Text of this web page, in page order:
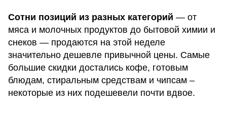
Сотни позиций из разных категорий — от
мяса и молочных продуктов до бытовой химии и
снеков — продаются на этой неделе
значительно дешевле привычной цены. Самые
большие скидки достались кофе, готовым
блюдам, стиральным средствам и чипсам –
некоторые из них подешевели почти вдвое.